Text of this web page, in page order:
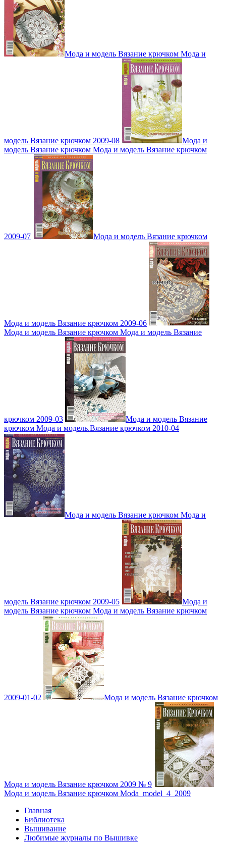
Мода и модель Вязание крючком Мода и
модель Вязание крючком 2009-08
Мода и
модель Вязание крючком Мода и модель Вязание крючком
2009-07 Мода и модель Вязание крючком
Мода и модель Вязание крючком 2009-06
Мода и модель Вязание крючком Мода и модель Вязание
крючком 2009-03
Мода и модель Вязание
крючком Мода и модель.Вязание крючком 2010-04
Мода и модель Вязание крючком Мода и
модель Вязание крючком 2009-05
Мода и
модель Вязание крючком Мода и модель Вязание крючком
2009-01-02 Мода и модель Вязание крючком
Мода и модель Вязание крючком 2009 № 9
Мода и модель Вязание крючком Moda_model_4_2009
Главная
Библиотека
Вышивание
Любимые журналы по Вышивке